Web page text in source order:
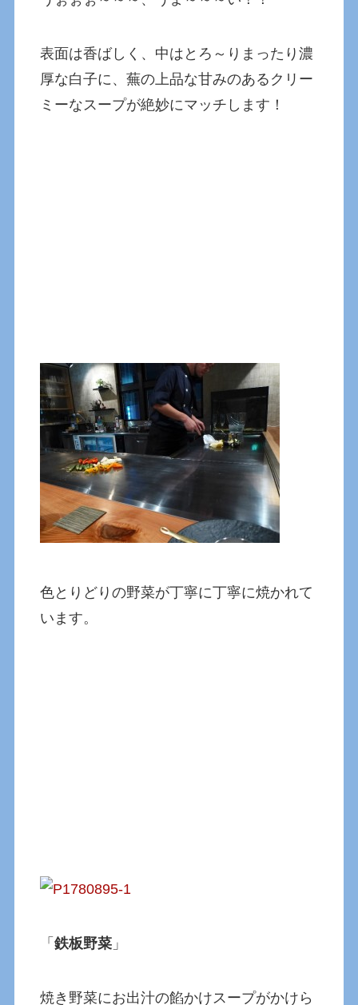
表面は香ばしく、中はとろ～りまったり濃
厚な白子に、蕪の上品な甘みのあるクリー
ミーなスープが絶妙にマッチします！
色とりどりの野菜が丁寧に丁寧に焼かれて
います。
「鉄板野菜 」
焼き野菜にお出汁の餡かけスープがかけら